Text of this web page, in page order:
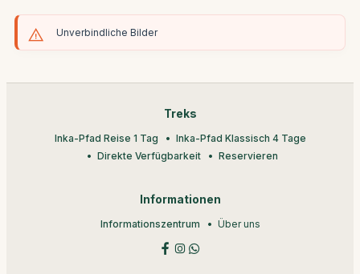
Unverbindliche Bilder
Treks
Inka-Pfad Reise 1 Tag
Inka-Pfad Klassisch 4 Tage
Direkte Verfügbarkeit
Reservieren
Informationen
Informationszentrum Über uns